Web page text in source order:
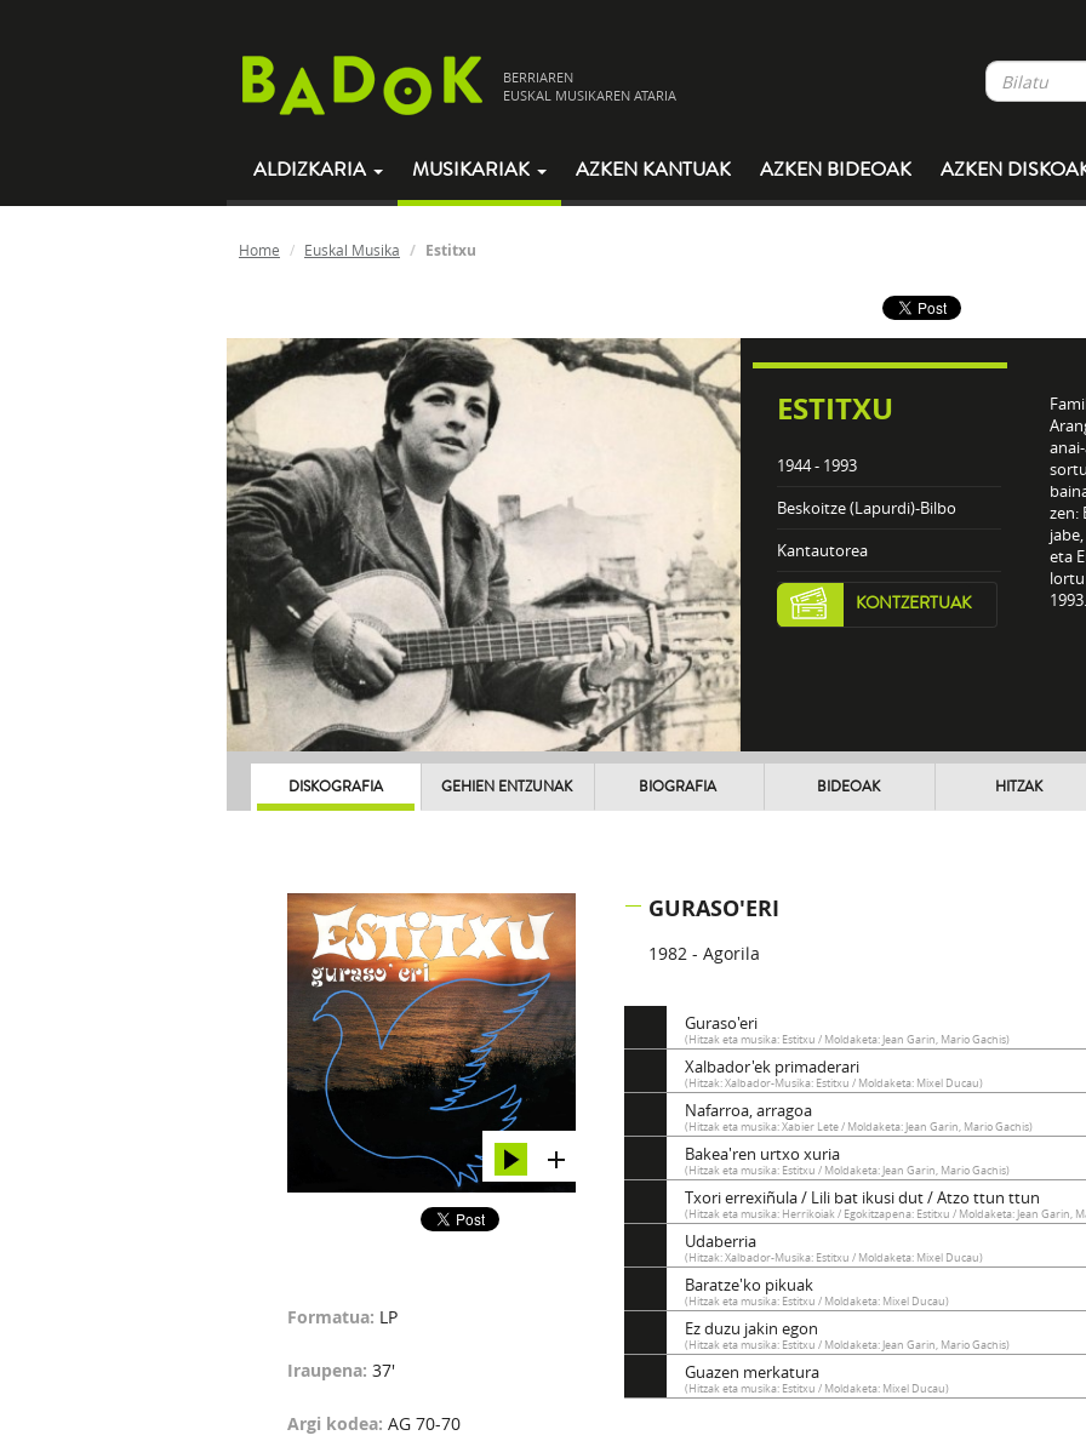
BERRIAREN
EUSKAL MUSIKAREN ATARIA
ALDIZKARIA MUSIKARIAK AZKEN KANTUAK AZKEN BIDEOAK AZKEN
Home Euskal Musika Estitxu
ESTITXU
1944 - 1993
Beskoitze (Lapurdi)-Bilbo
Kantautorea
KONTZERTUAK
zen:
eta
DISKOGRAFIA GEHIEN ENTZUNAK BIOGRAFIA BIDEOAK HITZAK
Formatua: LP
Iraupena: 37'
Argi kodea: AG 70-70
GURASO'ERI
1982 - Agorila
Guraso'eri
(Hitzak eta musika: Estitxu / Moldaketa: Jean Garin, Mario Gachis)
Xalbador'ek primaderari
(Hitzak: Xalbador-Musika: Estitxu / Moldaketa: Mixel Ducau)
Nafarroa, arragoa
(Hitzak eta musika: Xabier Lete / Moldaketa: Jean Garin, Mario Gachis)
Bakea'ren urtxo xuria
(Hitzak eta musika: Estitxu / Moldaketa: Jean Garin, Mario Gachis)
Txori errexiñula / Lili bat ikusi dut / Atzo ttun ttun
(Hitzak eta musika: Herrikoiak / Egokitzapena: Estitxu / Moldaketa: Jean Garin,
Udaberria
(Hitzak: Xalbador-Musika: Estitxu / Moldaketa: Mixel Ducau)
Baratze'ko pikuak
(Hitzak eta musika: Estitxu / Moldaketa: Mixel Ducau)
Ez duzu jakin egon
(Hitzak eta musika: Estitxu / Moldaketa: Jean Garin, Mario Gachis)
Guazen merkatura
(Hitzak eta musika: Estitxu / Moldaketa: Mixel Ducau)